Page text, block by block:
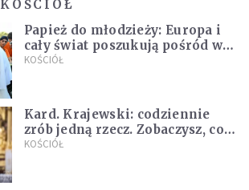
KOŚCIÓŁ
Papież do młodzieży: Europa i
cały świat poszukują pośród was
nowych świętych
KOŚCIÓŁ
Kard. Krajewski: codziennie
zrób jedną rzecz. Zobaczysz, co
stanie się z twoim życiem
KOŚCIÓŁ